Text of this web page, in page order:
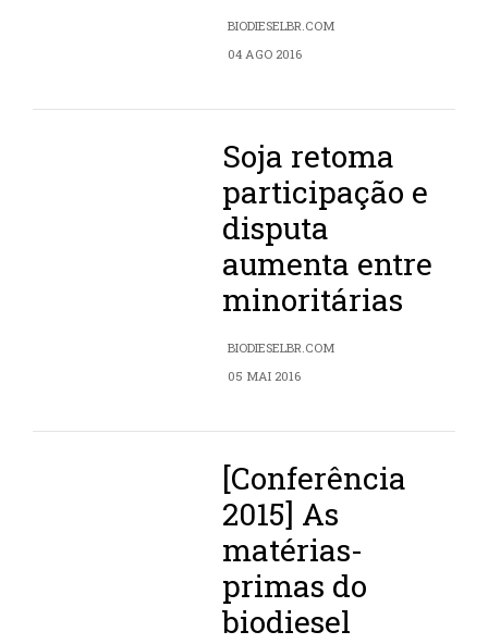
BIODIESELBR.COM
04 AGO 2016
Soja retoma
participação e
disputa
aumenta entre
minoritárias
BIODIESELBR.COM
05 MAI 2016
[Conferência
2015] As
matérias-
primas do
biodiesel